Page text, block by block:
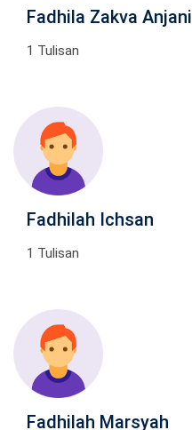
Fadhila Zakva Anjani
1 Tulisan
Fadhilah Ichsan
1 Tulisan
Fadhilah Marsyah